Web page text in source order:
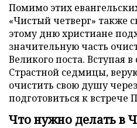
Помимо этих
«Чистый четверг» также
этому дню христиане
значительную часть
Великого поста. Вступая
Страстной седмицы,
очистить свою душу
подготовиться к встрече
Что нужно делать в